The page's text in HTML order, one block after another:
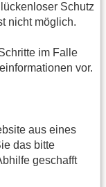
Schutz
nicht möglich.
im Falle
vor.
aus eines
das bitte
geschafft